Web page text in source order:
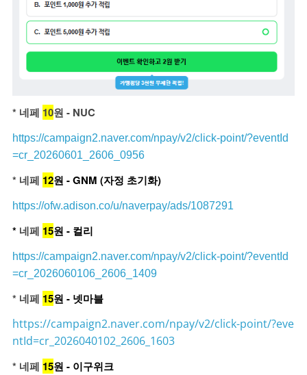
* 네페 10원 - NUC
https://campaign2.naver.com/npay/v2/click-point/?eventId
=cr_20260601_2606_0956
* 네페 12원 - GNM (자정 초기화)
https://ofw.adison.co/u/naverpay/ads/1087291
* 네페 15원 - 컬리
https://campaign2.naver.com/npay/v2/click-point/?eventId
=cr_2026060106_2606_1409
* 네페 15원 - 넷마블
https://campaign2.naver.com/npay/v2/click-point/?eve
ntId=cr_2026040102_2606_1603
* 네페 15원 - 이구위크